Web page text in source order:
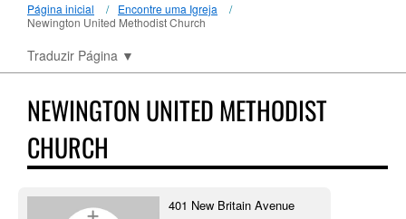
Página inicial
Encontre uma Igreja
Newington United Methodist Church
Traduzir Página ▼
NEWINGTON UNITED METHODIST
CHURCH
401 New Britain Avenue